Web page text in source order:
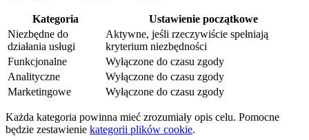
Kategoria
Ustawienie początkowe
Niezbędne do
działania usługi
Aktywne, jeśli rzeczywiście spełniają
kryterium niezbędności
Funkcjonalne
Wyłączone do czasu zgody
Analityczne
Wyłączone do czasu zgody
Marketingowe
Wyłączone do czasu zgody
Każda kategoria powinna mieć zrozumiały opis celu. Pomocne
będzie zestawienie kategorii plików cookie.